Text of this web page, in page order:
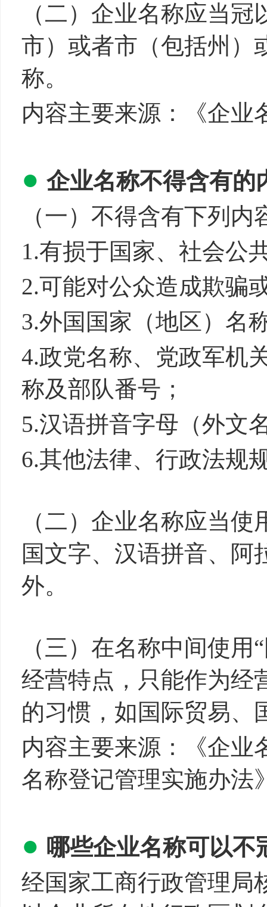
（二）企业名称应当
市）或者市（包括州）
称。
内容主要来源：《企业
● 企业名称不得含有的
（一）不得含有下列内
1.有损于国家、社会
2.可能对公众造成欺骗
3.外国国家（地区）
4.政党名称、党政军机
称及部队番号；
5.汉语拼音字母（外
6.其他法律、行政法规
（二）企业名称应当
国文字、汉语拼音、阿
外。
（三）在名称中间使
经营特点，只能作为经
的习惯，如国际贸易、
内容主要来源：《企业
名称登记管理实施办法
● 哪些企业名称可以不
经国家工商行政管理局